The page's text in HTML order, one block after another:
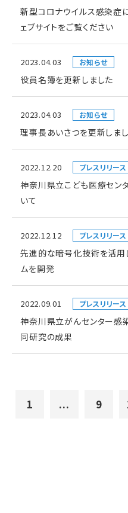
新型コロナウイルス感染症
ェブサイトをご覧ください
2023.04.03 お知らせ
役員名簿を更新しました
2023.04.03 お知らせ
理事長あいさつを更新しま
2022.12.20 プレスリリース
神奈川県立こども医療セン
いて
2022.12.12 プレスリリース
先進的な暗号化技術を活用
ムを開発
2022.09.01 プレスリリース
神奈川県立がんセンター感
同研究の成果
1 ... 9